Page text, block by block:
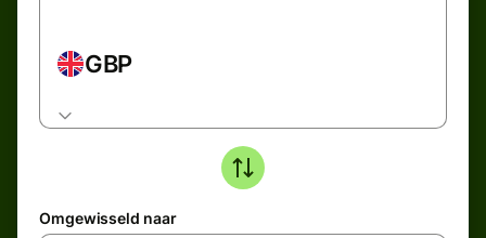
GBP
Omgewisseld naar